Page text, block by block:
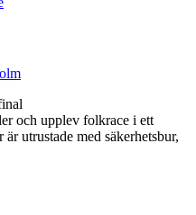
och upplev folkrace i ett
utrustade med säkerhetsbur,